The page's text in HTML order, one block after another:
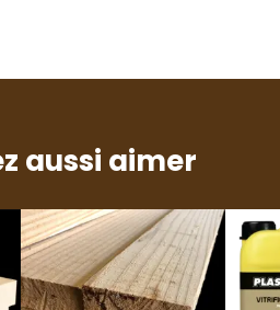
aussi aimer